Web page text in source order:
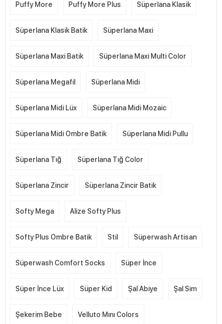
Puffy More Puffy More Plus Süperlana Klasik
Süperlana Klasik Batik Süperlana Maxi
Süperlana Maxi Batik Süperlana Maxi Multi Color
Süperlana Megafil Süperlana Midi
Süperlana Midi Lüx Süperlana Midi Mozaic
Süperlana Midi Ombre Batik Süperlana Midi Pullu
Süperlana Tığ Süperlana Tığ Color
Süperlana Zincir Süperlana Zincir Batik
Softy Mega Alize Softy Plus
Softy Plus Ombre Batik Stil Süperwash Artisan
Süperwash Comfort Socks Süper İnce
Süper İnce Lüx Süper Kid Şal Abiye Şal Sim
Şekerim Bebe Velluto Mını Colors